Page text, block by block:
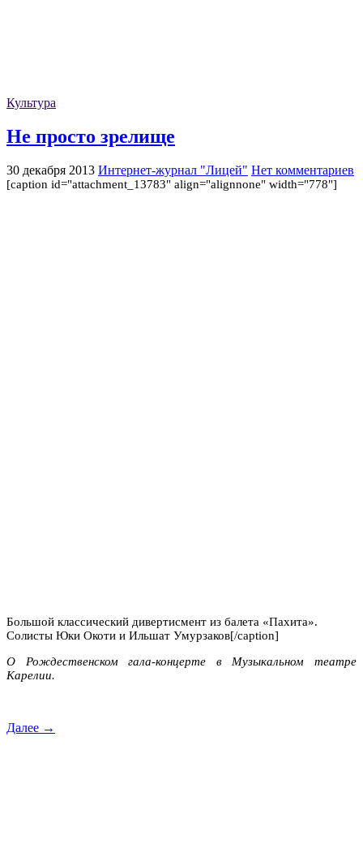
Культура
Не просто зрелище
30 декабря 2013 Интернет-журнал "Лицей" Нет комментариев
[caption id="attachment_13783" align="alignnone" width="778"]
Большой классический дивертисмент из балета «Пахита».
Солисты Юки Окоти и Ильшат Умурзаков[/caption]
О Рождественском гала-концерте в Музыкальном театре
Карелии.
Далее →